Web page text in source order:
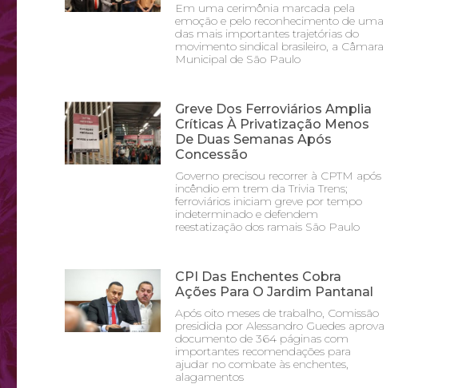
Em uma cerimônia marcada pela
emoção e pelo reconhecimento de uma
das mais importantes trajetórias do
movimento sindical brasileiro, a Câmara
Municipal de São Paulo
Greve Dos Ferroviários Amplia
Críticas À Privatização Menos
De Duas Semanas Após
Concessão
Governo precisou recorrer à CPTM após
incêndio em trem da Trivia Trens;
ferroviários iniciam greve por tempo
indeterminado e defendem
reestatização dos ramais São Paulo
CPI Das Enchentes Cobra
Ações Para O Jardim Pantanal
Após oito meses de trabalho, Comissão
presidida por Alessandro Guedes aprova
documento de 364 páginas com
importantes recomendações para
ajudar no combate às enchentes,
alagamentos